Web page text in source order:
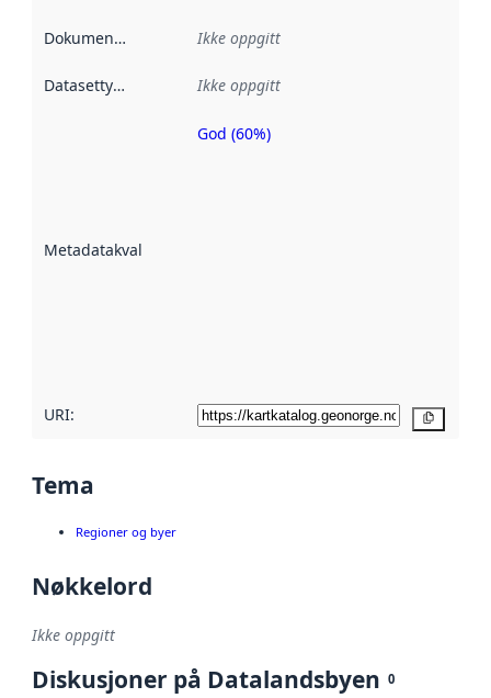
Dokumentasjon Ikke oppgitt
Datasettype Ikke oppgitt
Metadatakvalitet
Metadatakvalitet
God (60%)
URI:
Tema
Regioner og byer
Nøkkelord
Ikke oppgitt
Diskusjoner på Datalandsbyen 0